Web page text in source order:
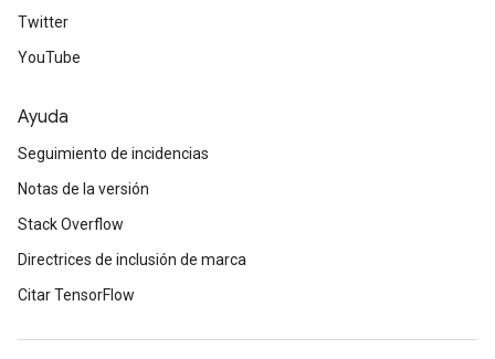
Twitter
YouTube
Ayuda
Seguimiento de incidencias
Notas de la versión
Stack Overflow
Directrices de inclusión de marca
Citar TensorFlow